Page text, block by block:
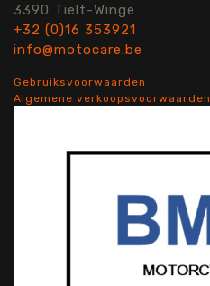
3390 Tielt-Winge
+32 (0)16 353921
info@motocare.be
Gebruiksvoorwaarden
Algemene verkoopsvoorwaarden